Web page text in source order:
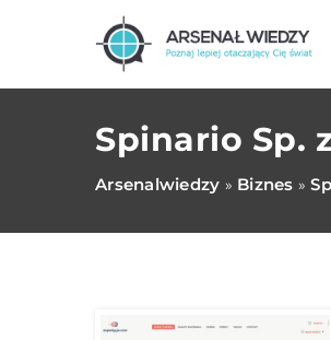
Spinario Sp.
Arsenalwiedzy » Biznes »